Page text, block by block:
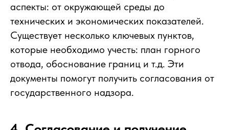
аспекты: от окружающей среды до
технических и экономических показателей.
Существует несколько ключевых пунктов,
которые необходимо учесть: план горного
отвода, обоснование границ и т.д. Эти
документы помогут получить согласования от
государственного надзора.